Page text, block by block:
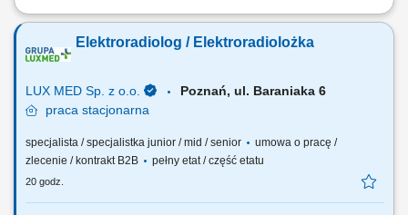
Będziesz odpowiedzialny/-a za: wykonywanie i opis badań USG ​​
ekipy medycznej i stań się #bohaterem opieki zdrowotnej! Szukamy
Ciebie, jeśli​: ukończyłeś/-aś specjalizację lub jesteś w jej trakcie
Elektroradiolog / Elektroradiolożka
LUX MED Sp. z o.o.
Poznań, ul. Baraniaka 6
praca stacjonarna
specjalista / specjalistka junior / mid / senior
umowa o pracę /
zlecenie / kontrakt B2B
pełny etat / część etatu
20 godz.